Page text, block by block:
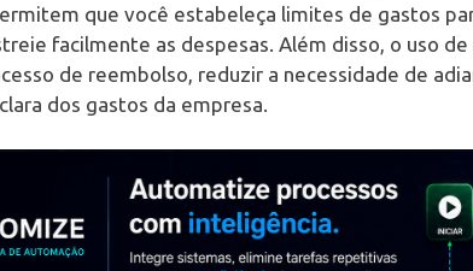
que você estabeleça limites de gastos
facilmente as despesas. Além disso, o uso
de reembolso, reduzir a necessidade de
dos gastos da empresa.